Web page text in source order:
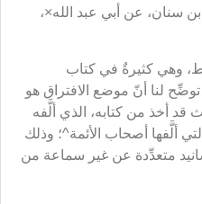
سنان، عن أبي عبد الله×،
وهي كثيرةٌ في كتاب
توضِّح لنا أنّ موضع الافتراق هو
قد أخذ من كتابه، الذي ألَّفه
ألَّفها أصحاب الأئمة^؛ وذلك
متعدِّدة عن غير سماعة من